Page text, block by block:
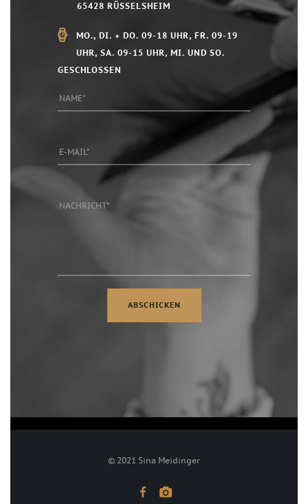
65428 RÜSSELSHEIM
MO., DI. + DO. 09-18 UHR, FR. 09-19
UHR, SA. 09-15 UHR, MI. UND SO.
GESCHLOSSEN
© 2021 Sina Meidinger